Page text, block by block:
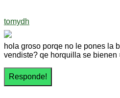
tomydh
hola groso porqe no le pones la
vendiste? qe horquilla se bienen